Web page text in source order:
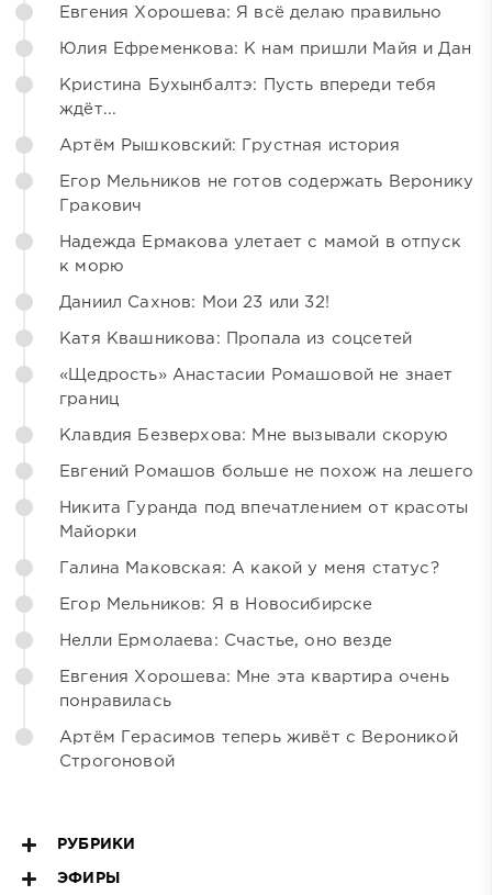
Евгения Хорошева: Я всё делаю правильно
Юлия Ефременкова: К нам пришли Майя и Дан
Кристина Бухынбалтэ: Пусть впереди тебя
ждёт...
Артём Рышковский: Грустная история
Егор Мельников не готов содержать Веронику
Гракович
Надежда Ермакова улетает с мамой в отпуск
к морю
Даниил Сахнов: Мои 23 или 32!
Катя Квашникова: Пропала из соцсетей
«Щедрость» Анастасии Ромашовой не знает
границ
Клавдия Безверхова: Мне вызывали скорую
Евгений Ромашов больше не похож на лешего
Никита Гуранда под впечатлением от красоты
Майорки
Галина Маковская: А какой у меня статус?
Егор Мельников: Я в Новосибирске
Нелли Ермолаева: Счастье, оно везде
Евгения Хорошева: Мне эта квартира очень
понравилась
Артём Герасимов теперь живёт с Вероникой
Строгоновой
РУБРИКИ
ЭФИРЫ